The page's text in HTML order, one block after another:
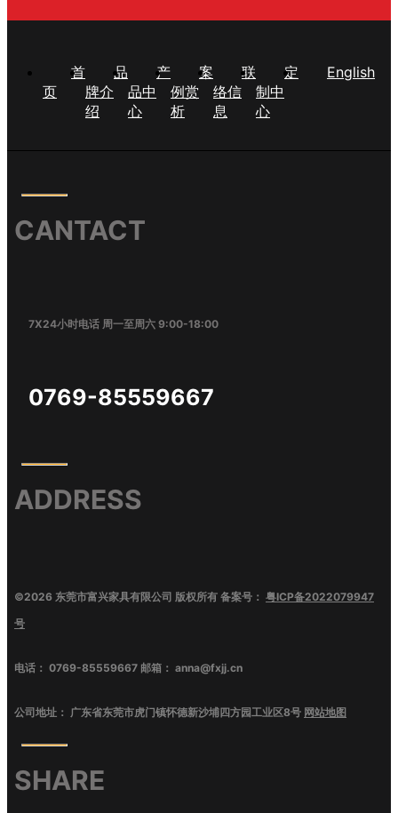
首
页
品
牌介
绍
产
品中
心
案
例赏
析
联
络信
息
定
制中
心
English
CANTACT
7X24小时电话 周一至周六 9:00-18:00
0769-85559667
ADDRESS
©2026 东莞市富兴家具有限公司 版权所有 备案号： 粤ICP备2022079947
号
电话： 0769-85559667 邮箱： anna@fxjj.cn
公司地址： 广东省东莞市虎门镇怀德新沙埔四方园工业区8号 网站地图
SHARE